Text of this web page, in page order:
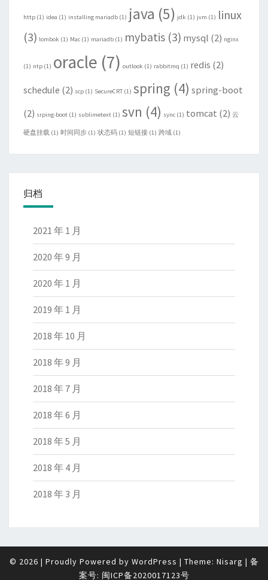
http (1) idea (1) installing mariadb (1) java (5) jdk (1) jvm (1) linux
(3) lombok (1) Mac (1) mariadb (1) mybatis (3) mysql (2) nginx
(1) ntp (1) oracle (7) outlook (1) rabbitmq (1) redis (2)
schedule (2) scp (1) SecureCRT (1) spring (4) spring-boot
(2) srping-boot (1) sublimetext (1) svn (4) sync (1) tomcat (2) 云
硬盘挂载 (1) 时间同步 (1) 状态码 (1) 短链接 (1) 跨域 (1)
归档
2021 年 1 月
2020 年 9 月
2020 年 1 月
2019 年 1 月
2018 年 10 月
2018 年 9 月
2018 年 7 月
2018 年 6 月
2018 年 5 月
2018 年 4 月
2018 年 3 月
© 2026 | Proudly Powered by WordPress | Theme: Nisarg | 备
案号: 闽ICP备2020017123号